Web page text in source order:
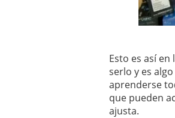
Esto es así
serlo y es
aprenderse
que pueden
ajusta.